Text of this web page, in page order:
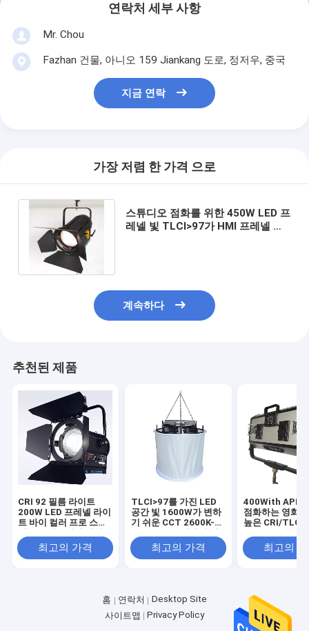
연락처 세부 사항
Mr. Chou
Fazhan 건물, 아니오 159 Jiankang 도로, 정저우, 중국
지금 연락
가장 저렴 한 가격 으로
스튜디오 점화를 위한 450W LED 프
레넬 빛 TLCI>97가 HMI 프레넬 보
계속하다
추천된 제품
CRI 92 필름 라이트
200W LED 프레넬 라이
트 바이 컬러 프로 스튜
없습니다 ((극 조작 요
크)
최고의 가격
TLCI>97를 가진 LED
공간 빛 1600W가 변하
기 쉬운 CCT 2600K-
하여 점화합니다
최고의 가격
400With APP
점화하는 영화
높은 CRI/TLCI
최고의
홈 연락처
Desktop Site
사이트맵
Privacy Policy